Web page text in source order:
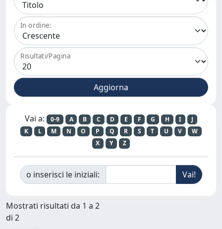
In ordine:
Risultati/Pagina
Vai a: 0-9 A B C D E F G H I
J
K
L M N O P Q R S T U V
W
X
Y Z
o inserisci le iniziali:
Mostrati risultati da 1 a 2
di 2